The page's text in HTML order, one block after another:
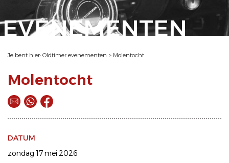
EVENEMENTEN
Je bent hier: Oldtimer evenementen > Molentocht
Molentocht
DATUM
zondag 17 mei 2026